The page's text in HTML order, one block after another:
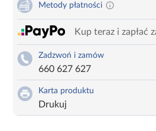
Metody płatności
Kup teraz i zapłać
Zadzwoń i zamów
660 627 627
Karta produktu
Drukuj